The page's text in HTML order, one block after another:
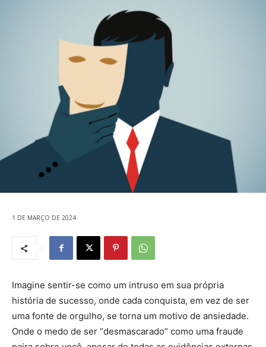
1 DE MARÇO DE 2024
Imagine sentir-se como um intruso em sua própria
história de sucesso, onde cada conquista, em vez de ser
uma fonte de orgulho, se torna um motivo de ansiedade.
Onde o medo de ser “desmascarado” como uma fraude